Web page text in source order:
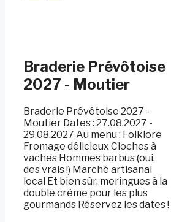
Braderie Prévôtoise
2027 - Moutier
Braderie Prévôtoise 2027 -
Moutier Dates : 27.08.2027 -
29.08.2027 Au menu : Folklore
Fromage délicieux Cloches à
vaches Hommes barbus (oui,
des vrais !) Marché artisanal
local Et bien sûr, meringues à la
double crème pour les plus
gourmands Réservez les dates !